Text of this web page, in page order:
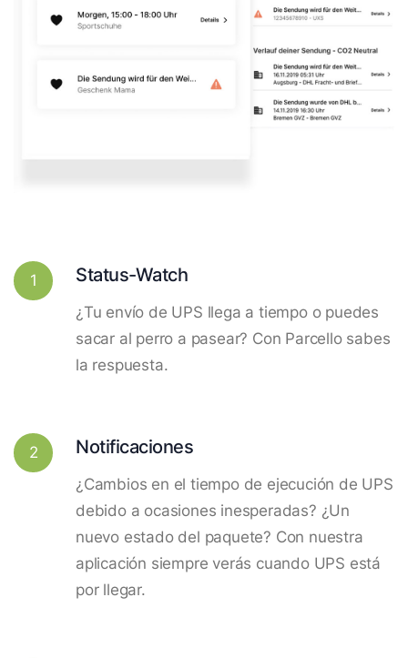
1 Status-Watch
¿Tu envío de UPS llega a tiempo o puedes
sacar al perro a pasear? Con Parcello sabes
la respuesta.
2 Notificaciones
¿Cambios en el tiempo de ejecución de UPS
debido a ocasiones inesperadas? ¿Un
nuevo estado del paquete? Con nuestra
aplicación siempre verás cuando UPS está
por llegar.